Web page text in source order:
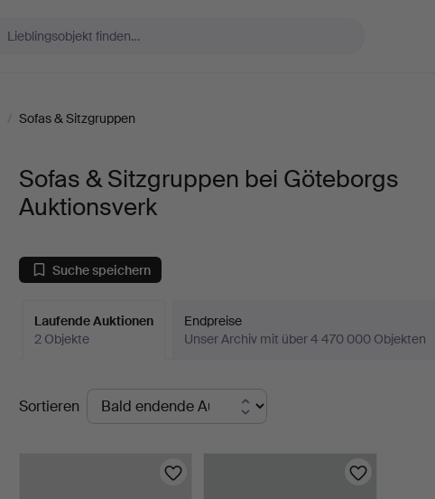
/ Sofas & Sitzgruppen
Sofas & Sitzgruppen bei Göteborgs
Auktionsverk
Suche speichern
Laufende Auktionen
2 Objekte
Endpreise
Unser Archiv mit über 4 470 000 Objekten
Laufende
Auktionen
Sortieren